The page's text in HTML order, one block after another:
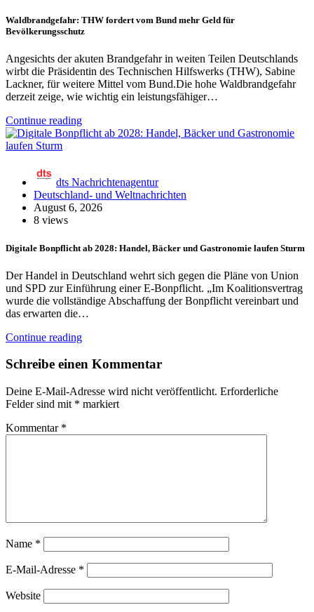
Waldbrandgefahr: THW fordert vom Bund mehr Geld für
Bevölkerungsschutz
Angesichts der akuten Brandgefahr in weiten Teilen Deutschlands
wirbt die Präsidentin des Technischen Hilfswerks (THW), Sabine
Lackner, für weitere Mittel vom Bund.Die hohe Waldbrandgefahr
derzeit zeige, wie wichtig ein leistungsfähiger…
Continue reading
dts Nachrichtenagentur
Deutschland- und Weltnachrichten
August 6, 2026
8 views
Digitale Bonpflicht ab 2028: Handel, Bäcker und Gastronomie laufen Sturm
Der Handel in Deutschland wehrt sich gegen die Pläne von Union
und SPD zur Einführung einer E-Bonpflicht. „Im Koalitionsvertrag
wurde die vollständige Abschaffung der Bonpflicht vereinbart und
das erwarten die…
Continue reading
Schreibe einen Kommentar
Deine E-Mail-Adresse wird nicht veröffentlicht. Erforderliche
Felder sind mit * markiert
Kommentar *
Name *
E-Mail-Adresse *
Website